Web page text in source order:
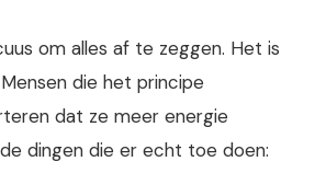
om alles af te zeggen. Het is
die het principe
dat ze meer energie
dingen die er echt toe doen: